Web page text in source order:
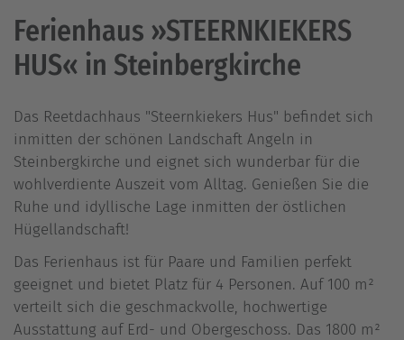
Ferienhaus »STEERNKIEKERS
HUS« in Steinbergkirche
Das Reetdachhaus "Steernkiekers Hus" befindet sich
inmitten der schönen Landschaft Angeln in
Steinbergkirche und eignet sich wunderbar für die
wohlverdiente Auszeit vom Alltag. Genießen Sie die
Ruhe und idyllische Lage inmitten der östlichen
Hügellandschaft!
Das Ferienhaus ist für Paare und Familien perfekt
geeignet und bietet Platz für 4 Personen. Auf 100 m²
verteilt sich die geschmackvolle, hochwertige
Ausstattung auf Erd- und Obergeschoss. Das 1800 m²